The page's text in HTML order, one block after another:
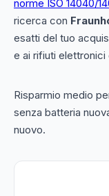
norme ISO 14040/
ricerca con
esatti del tuo
e ai rifiuti elettronici
Risparmio medio
senza batteria
nuovo.